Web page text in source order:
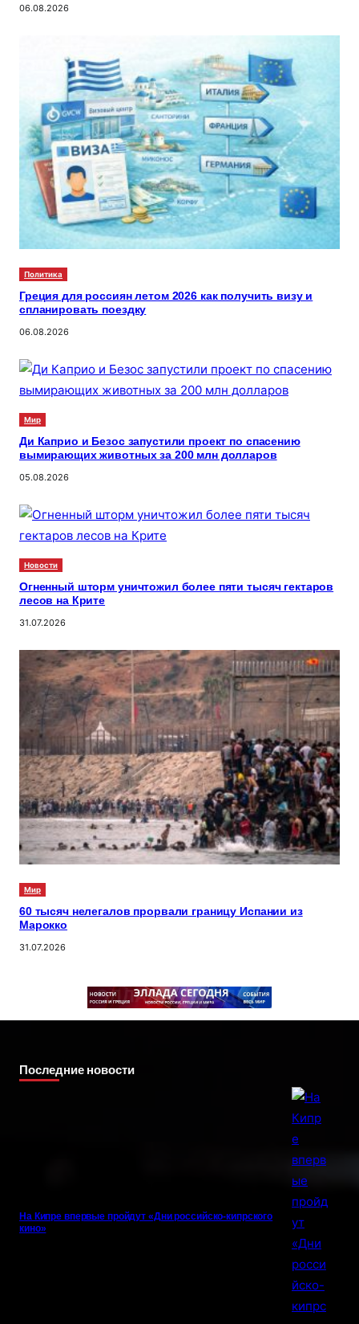
06.08.2026
Политика
Греция для россиян летом 2026 как получить визу и
спланировать поездку
06.08.2026
Мир
Ди Каприо и Безос запустили проект по спасению
вымирающих животных за 200 млн долларов
05.08.2026
Новости
Огненный шторм уничтожил более пяти тысяч гектаров
лесов на Крите
31.07.2026
Мир
60 тысяч нелегалов прорвали границу Испании из
Марокко
31.07.2026
Последние новости
На Кипре впервые пройдут «Дни российско-кипрского
кино»